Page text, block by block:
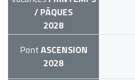
/ PÂQUES
2028
PontASCENSION
2028